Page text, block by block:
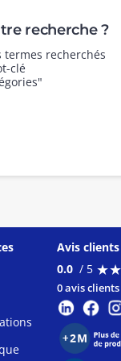
recherche ?
recherchés
clé
Avis clients
0.0 / 5 ★★
★★
0 avis